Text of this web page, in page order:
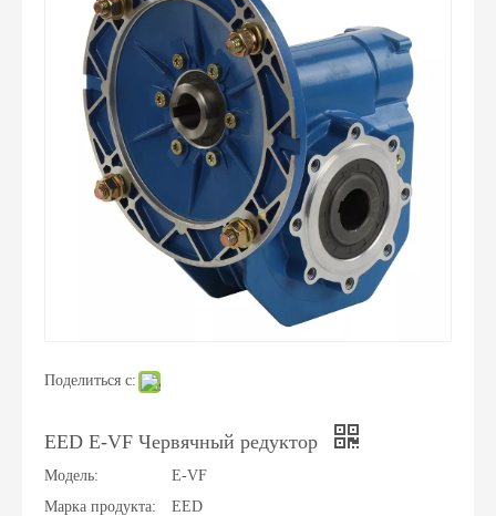
Поделиться с:
EED E-VF Червячный редуктор
Модель:
E-VF
Марка продукта:
EED